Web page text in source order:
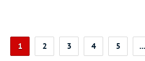
1 2 3 4 5 ...